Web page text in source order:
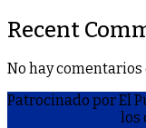
Recent
No hay comentarios
Patrocinado por El
los